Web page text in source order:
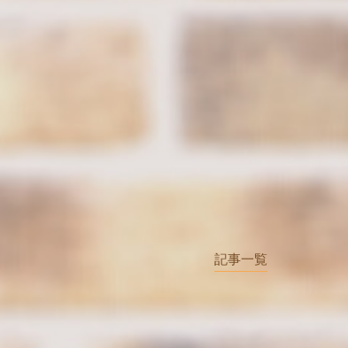
記事一覧